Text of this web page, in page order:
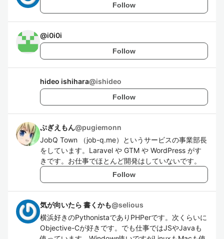
Follow
@i0i0i
Follow
hideo ishihara@ishideo
Follow
ぷぎえもん@pugiemonn
JobQ Town （job-q.me）というサービスの事業部長
をしています。Laravel や GTM や WordPress がす
きです。お仕事でほとんど開発はしていないです。
Follow
気が向いたら 書くかも@selious
横浜好きのPythonistaでありPHPerです。次くらいに
Objective-Cが好きです。でも仕事ではJSやJavaも